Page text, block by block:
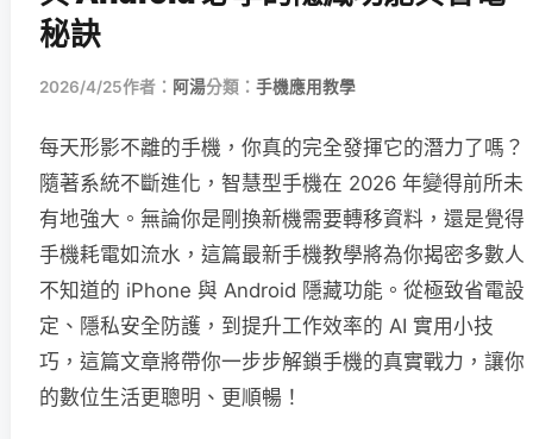
秘訣
2026/4/25作者： 阿湯分類： 手機應用教學
每天形影不離的手機，你真的完全發揮它的潛力了嗎？
隨著系統不斷進化，智慧型手機在 2026 年變得前所未
有地強大。無論你是剛換新機需要轉移資料，還是覺得
手機耗電如流水，這篇最新手機教學將為你揭密多數人
不知道的 iPhone 與 Android 隱藏功能。從極致省電設
定、隱私安全防護，到提升工作效率的 AI 實用小技
巧，這篇文章將帶你一步步解鎖手機的真實戰力，讓你
的數位生活更聰明、更順暢！